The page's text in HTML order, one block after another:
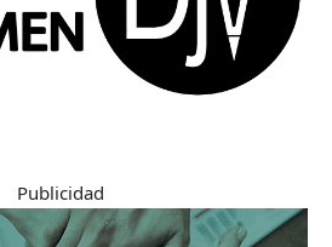
Publicidad